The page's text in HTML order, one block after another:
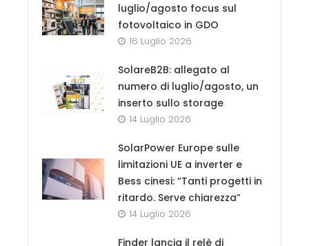
luglio/agosto focus sul
fotovoltaico in GDO
16 Luglio 2026
SolareB2B: allegato al
numero di luglio/agosto, un
inserto sullo storage
14 Luglio 2026
SolarPower Europe sulle
limitazioni UE a inverter e
Bess cinesi: “Tanti progetti in
ritardo. Serve chiarezza”
14 Luglio 2026
Finder lancia il relè di